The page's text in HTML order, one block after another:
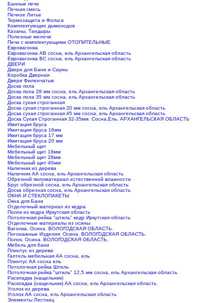
Банные печи
Печная смесь
Печное Литье
Термозащита и Фольга
Комплектующие дымоходов
Казаны, Тандыры
Полезные мелочи
Печи с комплектующими ОТОПИТЕЛЬНЫЕ
Евровагонка
Евровагонка АВ сосна, ель Архангельская область
Евровагонка ВС сосна, ель Архангельская область
ДВЕРИ
Двери для Бани и Сауны
Коробка Дверная
Двери Филенчатые
Доска пола
Доска пола 28 мм сосна, ель Архангельская область
Доска пола 35 мм сосна, ель Архангельская область
Доска сухая строганная
Доска сухая строганная 20 мм сосна, ель Архангельская область
Доска сухая строганная 45 мм сосна, ель Архангельская область
Доска Сухая Строганная 32-35мм. Сосна,Ель. АРХАНГЕЛЬСКАЯ ОБЛАСТЬ
Имитация бруса
Имитация бруса 16мм
Имитация бруса 17 мм
Имитация бруса 20 мм
Мебельный щит
Мебельный щит 18мм
Мебельный щит 28мм
Мебельный щит 40мм
Наличник из дерева
Наличник АА сосна, ель Архангельская область
Обрезной пиломатериал естественной влажности
Брус обрезной сосна, ель Архангельская область
Доска обрезная сосна, ель Архангельская область
ОКНА И СТЕКЛОПАКЕТЫ
Окна для Бани
Отделочный материал из кедра
Полок из кедра Иркутская область
Потолочная рейка "штиль" кедр Иркутская область
Отделочные материалы из осины
Вагонка. Осина. ВОЛОГОДСКАЯ ОБЛАСТЬ.
Погонажные Изделия. Осина. ВОЛОГОДСКАЯ ОБЛАСТЬ.
Полок. Осина. ВОЛОГОДСКАЯ ОБЛАСТЬ.
Мебель для бани
Плинтус из дерева
Галтель мебельная АА сосна, ель
Плинтус АА сосна ель
Потолочная рейка Штиль
Потолочная рейка "штиль" 12,5 мм сосна, ель Архангельская область
Раскладка (нащельник)
Раскладка (нащельник) АА сосна, ель Архангельская область
Уголок из дерева
Уголок АА сосна, ель Архангельская область
Элементы Лестниц